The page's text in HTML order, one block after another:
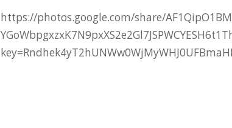
https://photos.google.com/share/